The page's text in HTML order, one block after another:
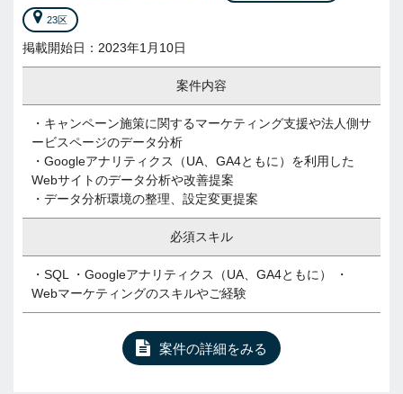
23区
掲載開始日：2023年1月10日
案件内容
・キャンペーン施策に関するマーケティング支援や法人側サ
ービスページのデータ分析
・Googleアナリティクス（UA、GA4ともに）を利用した
Webサイトのデータ分析や改善提案
・データ分析環境の整理、設定変更提案
必須スキル
・SQL ・Googleアナリティクス（UA、GA4ともに） ・
Webマーケティングのスキルやご経験
案件の詳細をみる